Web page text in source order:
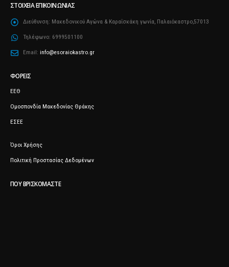
ΣΤΟΙΧΕΊΑ ΕΠΙΚΟΙΝΩΝΊΑΣ
Διεύθυνση: Μακεδονικού Αγώνα & Καραΐσκάκη γωνία, Παλαιόκαστρο,57013
Τηλέφωνο: 6999501100
Email: info@esoraiokastro.gr
ΦΟΡΕΊΣ
ΕΕΘ
Ομοσπονδία Μακεδονίας Θράκης
ΕΣΕΕ
Όροι Χρήσης
Πολιτική Προστασίας Δεδομένων
ΠΟΥ ΒΡΙΣΚΌΜΑΣΤΕ